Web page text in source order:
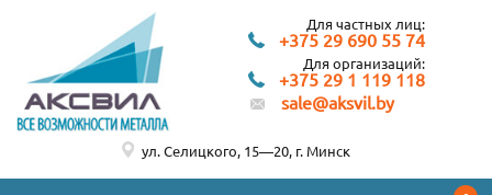
Для частных лиц:
+375 29 690 55 74
Для организаций:
+375 29 1 119 118
sale@aksvil.by
ул. Селицкого, 15—20, г. Минск